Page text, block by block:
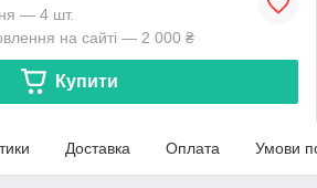
— 4 шт.
на сайті — 2 000 ₴
Купити
Доставка Оплата Умови